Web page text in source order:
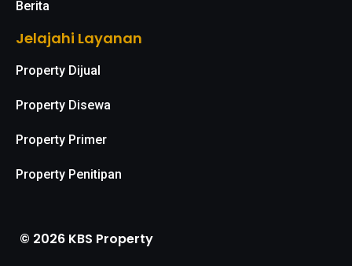
Berita
Jelajahi Layanan
Property Dijual
Property Disewa
Property Primer
Property Penitipan
© 2026 KBS Property